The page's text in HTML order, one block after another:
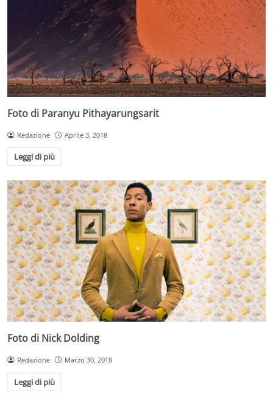
Foto di Paranyu Pithayarungsarit
Redazione Aprile 3, 2018
Leggi di più
Foto di Nick Dolding
Redazione Marzo 30, 2018
Leggi di più